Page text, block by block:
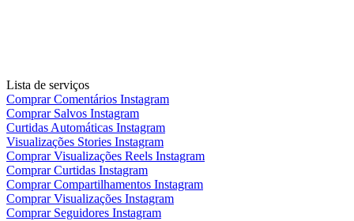
Lista de serviços
Comprar Comentários Instagram
Comprar Salvos Instagram
Curtidas Automáticas Instagram
Visualizações Stories Instagram
Comprar Visualizações Reels Instagram
Comprar Curtidas Instagram
Comprar Compartilhamentos Instagram
Comprar Visualizações Instagram
Comprar Seguidores Instagram